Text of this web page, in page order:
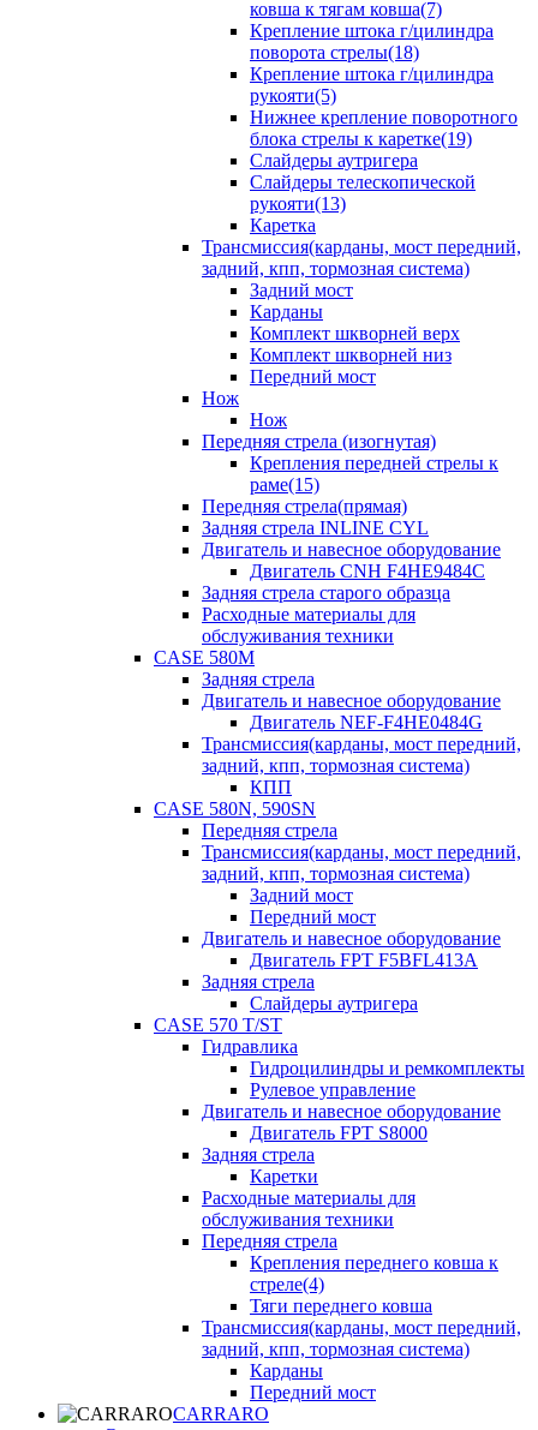
ковша к тягам ковша(7)
Крепление штока г/цилиндра
поворота стрелы(18)
Крепление штока г/цилиндра
рукояти(5)
Нижнее крепление поворотного
блока стрелы к каретке(19)
Слайдеры аутригера
Слайдеры телескопической
рукояти(13)
Каретка
Трансмиссия(карданы, мост передний,
задний, кпп, тормозная система)
Задний мост
Карданы
Комплект шкворней верх
Комплект шкворней низ
Передний мост
Нож
Нож
Передняя стрела (изогнутая)
Крепления передней стрелы к
раме(15)
Передняя стрела(прямая)
Задняя стрела INLINE CYL
Двигатель и навесное оборудование
Двигатель CNH F4HE9484C
Задняя стрела старого образца
Расходные материалы для
обслуживания техники
CASE 580M
Задняя стрела
Двигатель и навесное оборудование
Двигатель NEF-F4HE0484G
Трансмиссия(карданы, мост передний,
задний, кпп, тормозная система)
КПП
CASE 580N, 590SN
Передняя стрела
Трансмиссия(карданы, мост передний,
задний, кпп, тормозная система)
Задний мост
Передний мост
Двигатель и навесное оборудование
Двигатель FPT F5BFL413A
Задняя стрела
Слайдеры аутригера
CASE 570 T/ST
Гидравлика
Гидроцилиндры и ремкомплекты
Рулевое управление
Двигатель и навесное оборудование
Двигатель FPT S8000
Задняя стрела
Каретки
Расходные материалы для
обслуживания техники
Передняя стрела
Крепления переднего ковша к
стреле(4)
Тяги переднего ковша
Трансмиссия(карданы, мост передний,
задний, кпп, тормозная система)
Карданы
Передний мост
CARRARO